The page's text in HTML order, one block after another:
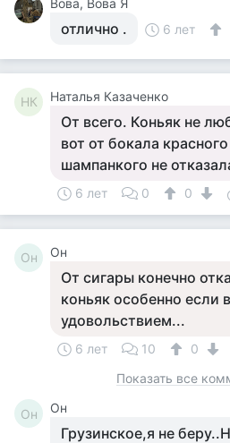
Вова, Вова Я
отлично . 6 лет
НК Наталья Казаченко
От всего. Коньяк не
вот от бокала
шампанкого не
6 лет 0 0
Он Он
От сигары конечно
коньяк особенно если
удовольствием...
6 лет 10
0
Показать все
Он Он
Грузинское,я не